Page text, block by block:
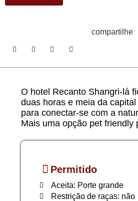
compartilhe
O hotel Recanto Shangri-lá
duas horas e meia da
para conectar-se com a
Mais uma opção pet friendly
Permitido
Aceita: Porte grande
Restrição de raças: não